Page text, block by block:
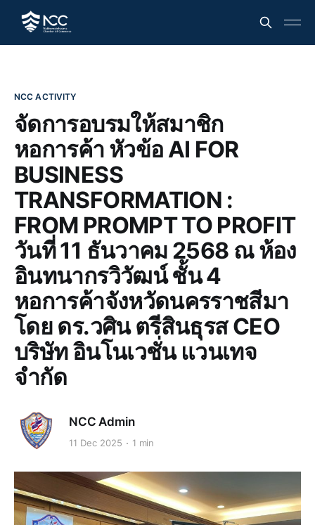
NCC ACTIVITY
จัดการอบรมให้สมาชิก
หอการค้า หัวข้อ AI FOR
BUSINESS
TRANSFORMATION :
FROM PROMPT TO PROFIT
วันที่ 11 ธันวาคม 2568 ณ ห้อง
อินทนากรวิวัฒน์ ชั้น 4
หอการค้าจังหวัดนครราชสีมา
โดย ดร.วศิน ตรีสินธุรส CEO
บริษัท อินโนเวชั่น แวนเทจ
จำกัด
NCC Admin
11 Dec 2025 1 min